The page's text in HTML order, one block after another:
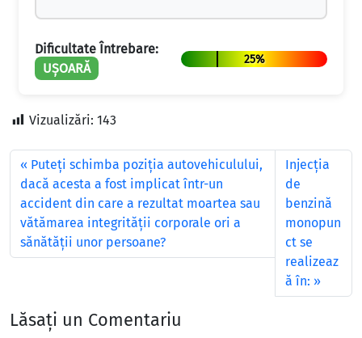
Dificultate Întrebare:
UȘOARĂ
25%
Vizualizări: 143
Puteţi schimba poziţia autovehiculului,
dacă acesta a fost implicat într-un
accident din care a rezultat moartea sau
vătămarea integrităţii corporale ori a
sănătăţii unor persoane?
Injecţia
de
benzină
monopun
ct se
realizeaz
ă în:
Lăsați un Comentariu